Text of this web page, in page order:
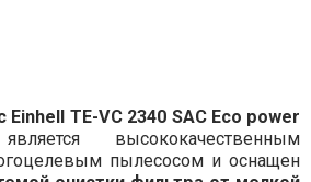
TE-VC 2340 SAC Eco power
является высококачественным
пылесосом и оснащен